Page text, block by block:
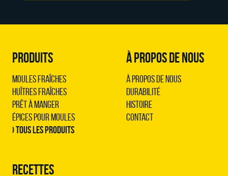
PRODUITS
Moules Fraîches
Huîtres Fraîches
Prêt à Manger
Épices pour Moules
› Tous les produits
RECETTES
À PROPOS DE NOUS
À propos de nous
Durabilité
Histoire
Contact